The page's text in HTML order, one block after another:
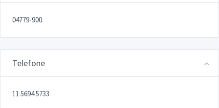
04779-900
Telefone
11 5694 5733